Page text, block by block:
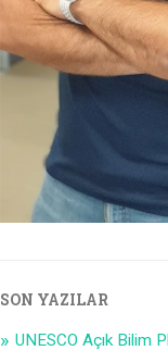
SON YAZILAR
UNESCO Açık Bilim